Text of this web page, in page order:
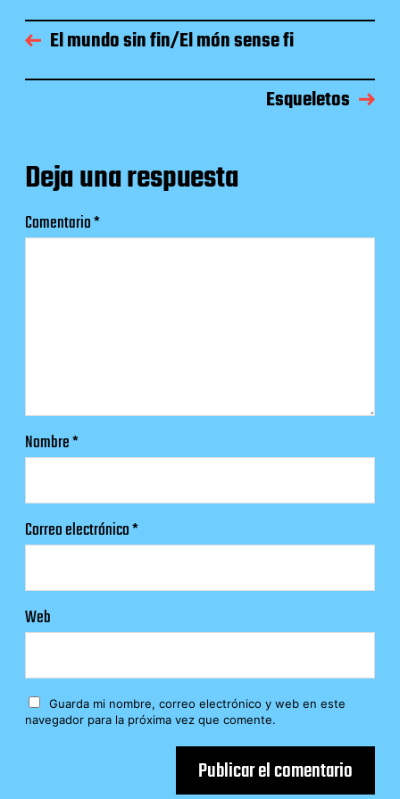
El mundo sin fin/El món sense fi
Esqueletos
Deja una respuesta
Comentario*
Nombre*
Correo electrónico*
Web
Guarda mi nombre, correo electrónico y web en este
navegador para la próxima vez que comente.